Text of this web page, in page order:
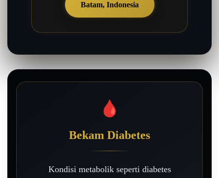
Batam, Indonesia
🩸
Bekam Diabetes
Kondisi metabolik seperti diabetes